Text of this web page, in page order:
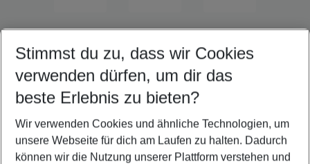
Quicklinks
Frübucher Angebote Costa del Azahar für 2026
Pauschalreisen Costa del Azahar
Flug & Hotel Costa del Azahar
Stimmst du zu, dass wir Cookies
verwenden dürfen, um dir das
beste Erlebnis zu bieten?
Wir verwenden Cookies und ähnliche Technologien, um
unsere Webseite für dich am Laufen zu halten. Dadurch
können wir die Nutzung unserer Plattform verstehen und